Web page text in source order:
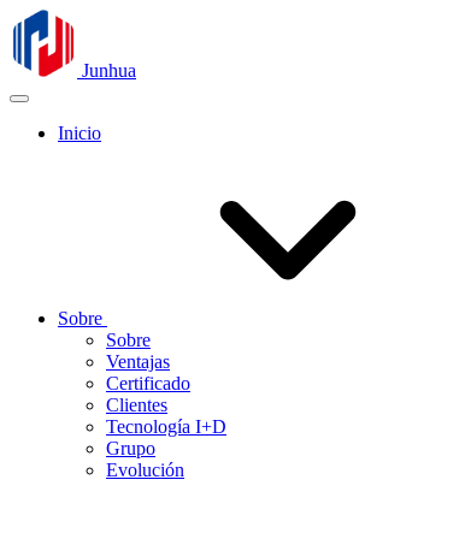
Junhua
Inicio
Sobre
Sobre
Ventajas
Certificado
Clientes
Tecnología I+D
Grupo
Evolución